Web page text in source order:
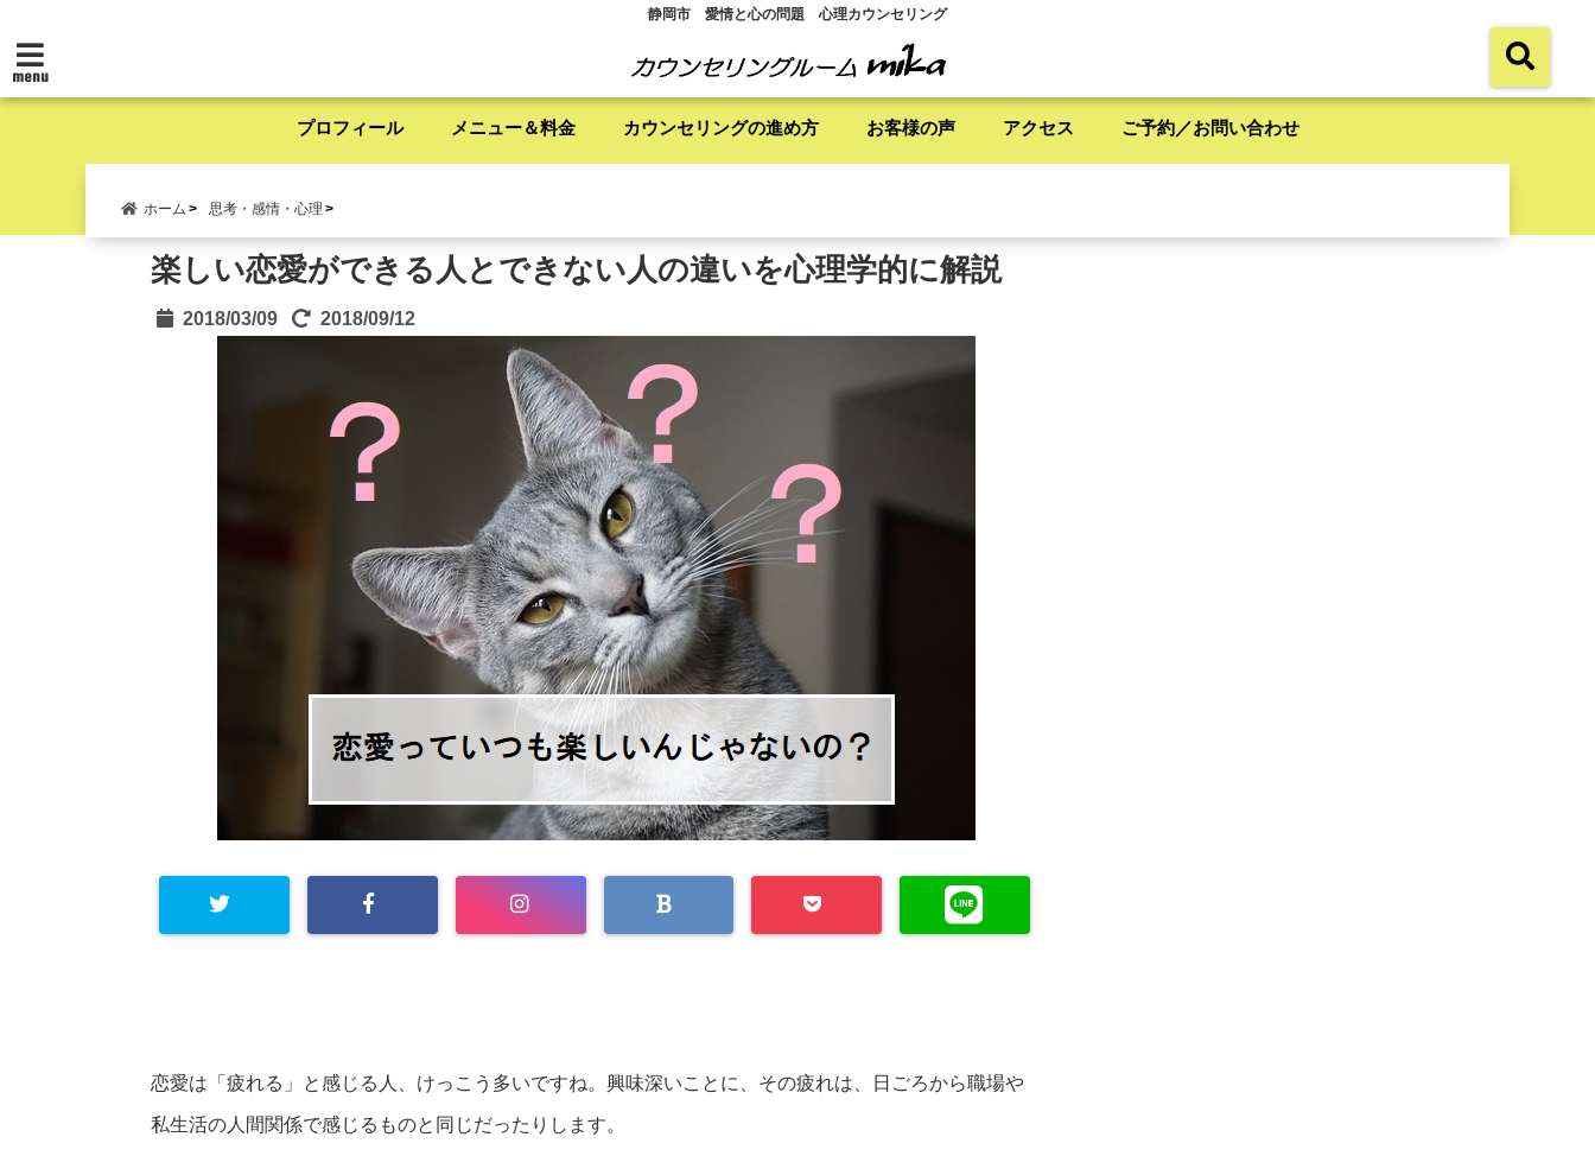
静岡市 愛情と心の問題 心理カウンセリング
menu
プロフィール メニュー＆料金 カウンセリングの進め方 お客様の声 アクセス ご予約／お問い合わせ
ホーム 思考・感情・心理
楽しい恋愛ができる人とできない人の違いを心理学的に解説
2018/03/09 2018/09/12
恋愛は「疲れる」と感じる人、けっこう多いですね。興味深いことに、その疲れは、日ごろから職場や
私生活の人間関係で感じるものと同じだったりします。